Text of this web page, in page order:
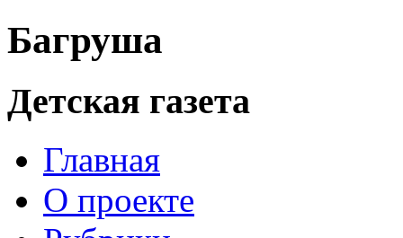
Багруша
Детская газета
Главная
О проекте